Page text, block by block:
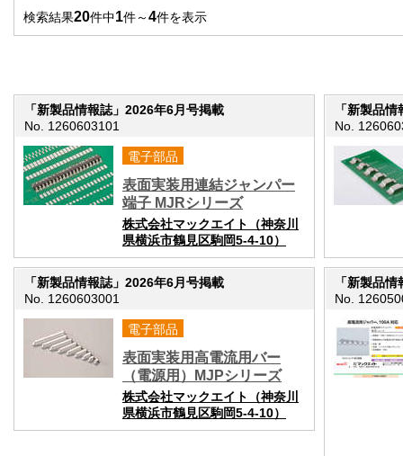
検索結果20件中1件～4件を表示
「新製品情報誌」2026年6月号掲載
No. 1260603101
電子部品
表面実装用連結ジャンパー
端子 MJRシリーズ
株式会社マックエイト（神奈川
県横浜市鶴見区駒岡5-4-10）
「新製品
No.
「新製品情報誌」2026年6月号掲載
No. 1260603001
電子部品
表面実装用高電流用バー
（電源用）MJPシリーズ
株式会社マックエイト（神奈川
県横浜市鶴見区駒岡5-4-10）
「新製品
No.